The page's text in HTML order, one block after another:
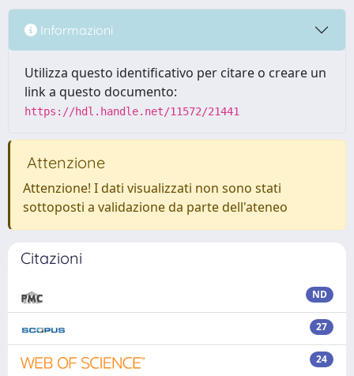
Informazioni
Utilizza questo identificativo per citare o creare un
link a questo documento:
https://hdl.handle.net/11572/21441
Attenzione
Attenzione! I dati visualizzati non sono stati
sottoposti a validazione da parte dell'ateneo
Citazioni
ND
27
24